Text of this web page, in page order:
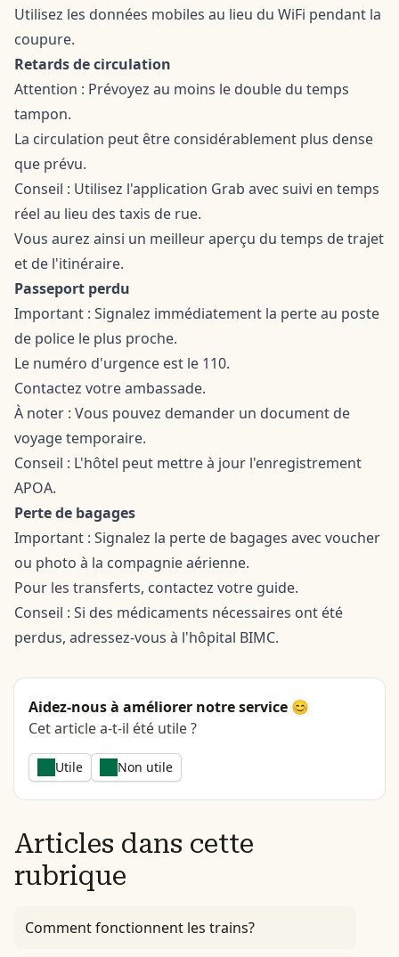
Utilisez les données mobiles au lieu du WiFi pendant la
coupure.
Retards de circulation
Attention : Prévoyez au moins le double du temps
tampon.
La circulation peut être considérablement plus dense
que prévu.
Conseil : Utilisez l'application Grab avec suivi en temps
réel au lieu des taxis de rue.
Vous aurez ainsi un meilleur aperçu du temps de trajet
et de l'itinéraire.
Passeport perdu
Important : Signalez immédiatement la perte au poste
de police le plus proche.
Le numéro d'urgence est le 110.
Contactez votre ambassade.
À noter : Vous pouvez demander un document de
voyage temporaire.
Conseil : L'hôtel peut mettre à jour l'enregistrement
APOA.
Perte de bagages
Important : Signalez la perte de bagages avec voucher
ou photo à la compagnie aérienne.
Pour les transferts, contactez votre guide.
Conseil : Si des médicaments nécessaires ont été
perdus, adressez-vous à l'hôpital BIMC.
Aidez-nous à améliorer notre service 😊
Cet article a-t-il été utile ?
Utile Non utile
Articles dans cette
rubrique
Comment fonctionnent les trains?